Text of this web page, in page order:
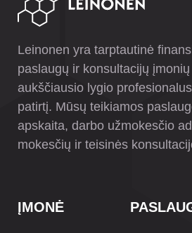
Leinonen yra tarptautinė
paslaugų ir konsultacijų
aukščiausio lygio
patirtį. Mūsų teikiamos
apskaita, darbo užmokesčio
mokesčių ir teisinės
ĮMONĖ